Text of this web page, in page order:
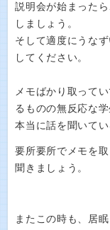
説明会が始まった
しましょう。
そして適度にうな
してください。
メモばかり取って
るものの無反応な学
本当に話を聞いてい
要所要所でメモを
聞きましょう。
またこの時も、居